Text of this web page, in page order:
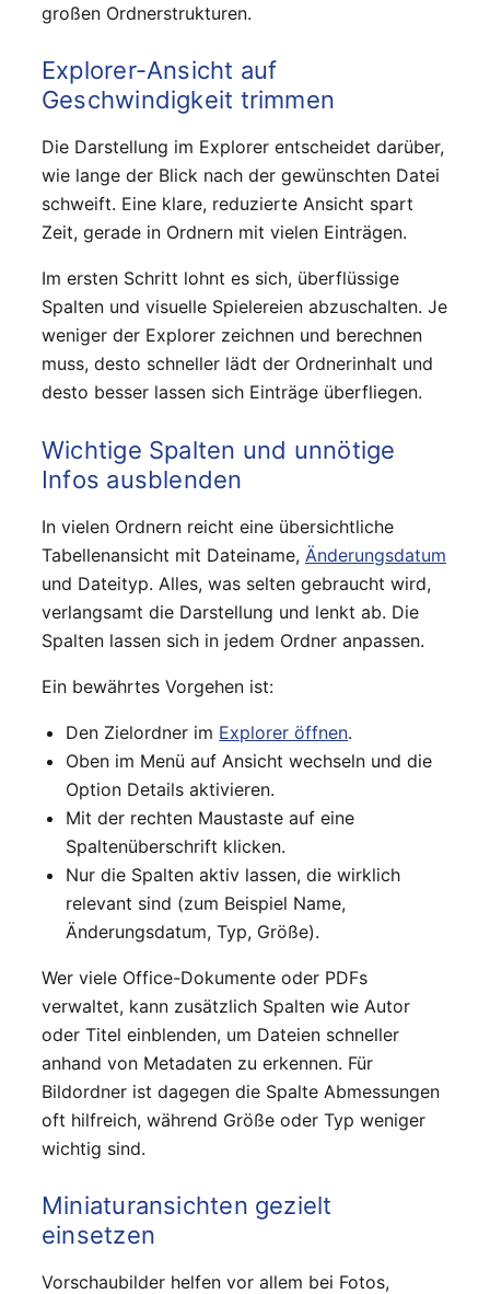
großen Ordnerstrukturen.
Explorer-Ansicht auf
Geschwindigkeit trimmen
Die Darstellung im Explorer entscheidet darüber,
wie lange der Blick nach der gewünschten Datei
schweift. Eine klare, reduzierte Ansicht spart
Zeit, gerade in Ordnern mit vielen Einträgen.
Im ersten Schritt lohnt es sich, überflüssige
Spalten und visuelle Spielereien abzuschalten. Je
weniger der Explorer zeichnen und berechnen
muss, desto schneller lädt der Ordnerinhalt und
desto besser lassen sich Einträge überfliegen.
Wichtige Spalten und unnötige
Infos ausblenden
In vielen Ordnern reicht eine übersichtliche
Tabellenansicht mit Dateiname, Änderungsdatum
und Dateityp. Alles, was selten gebraucht wird,
verlangsamt die Darstellung und lenkt ab. Die
Spalten lassen sich in jedem Ordner anpassen.
Ein bewährtes Vorgehen ist:
Den Zielordner im Explorer öffnen.
Oben im Menü auf Ansicht wechseln und die
Option Details aktivieren.
Mit der rechten Maustaste auf eine
Spaltenüberschrift klicken.
Nur die Spalten aktiv lassen, die wirklich
relevant sind (zum Beispiel Name,
Änderungsdatum, Typ, Größe).
Wer viele Office-Dokumente oder PDFs
verwaltet, kann zusätzlich Spalten wie Autor
oder Titel einblenden, um Dateien schneller
anhand von Metadaten zu erkennen. Für
Bildordner ist dagegen die Spalte Abmessungen
oft hilfreich, während Größe oder Typ weniger
wichtig sind.
Miniaturansichten gezielt
einsetzen
Vorschaubilder helfen vor allem bei Fotos,